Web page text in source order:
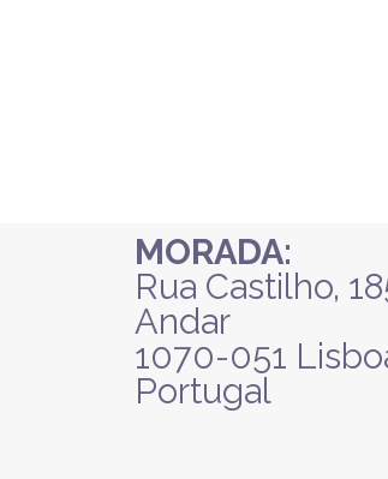
MORADA:
Rua Castilho,
Andar
1070-051
Portugal